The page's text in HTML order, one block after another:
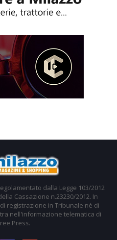
dalla Legge 103/2012
Cassazione n.23230/2012. In
registrazione in Tribunale nè di
nell'informazione telematica di
Press.